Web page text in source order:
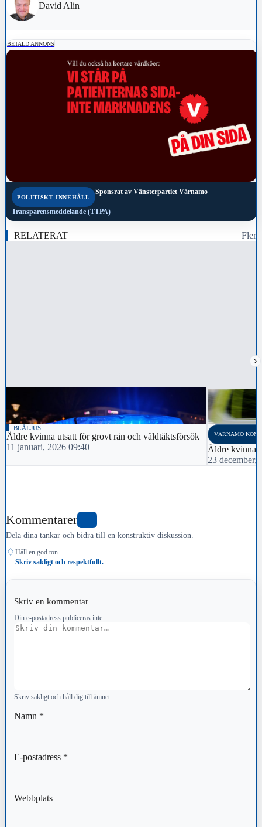
David Alin
BETALD ANNONS
POLITISKT INNEHÅLL
Sponsrat av Vänsterpartiet Värnamo
Transparensmeddelande (TTPA)
RELATERAT Fler
›
BLÅLJUS
Äldre kvinna utsatt för grovt rån och våldtäktsförsök
11 januari, 2026 09:40
VÄRNAMO
Äldre kvinna
23 december,
Kommentarer
Dela dina tankar och bidra till en konstruktiv diskussion.
♢ Håll en god ton.
Skriv sakligt och respektfullt.
Skriv en kommentar
Din e-postadress publiceras inte.
Kommentar
Skriv sakligt och håll dig till ämnet.
Namn *
E-postadress *
Webbplats